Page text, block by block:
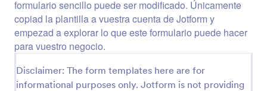
formulario sencillo puede ser modificado. Únicamente
copiad la plantilla a vuestra cuenta de Jotform y
empezad a explorar lo que este formulario puede hacer
para vuestro negocio.
Disclaimer: The form templates here are for
informational purposes only. Jotform is not providing